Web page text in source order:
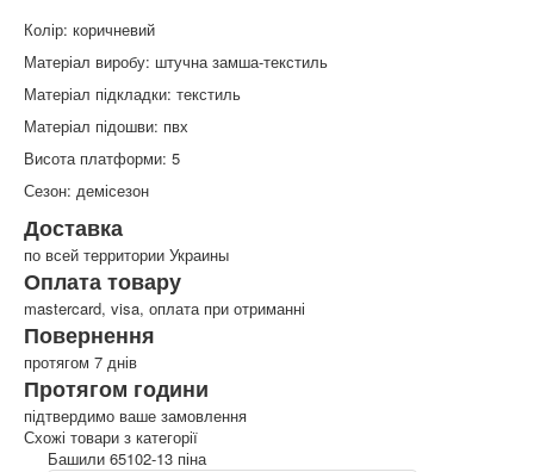
Колір: коричневий
Матеріал виробу: штучна замша-текстиль
Матеріал підкладки: текстиль
Матеріал підошви: пвх
Висота платформи: 5
Сезон: демісезон
Доставка
по всей территории Украины
Оплата товару
mastercard, visa, оплата при отриманні
Повернення
протягом 7 днів
Протягом години
підтвердимо ваше замовлення
Схожі товари з категорії
Башили 65102-13 піна